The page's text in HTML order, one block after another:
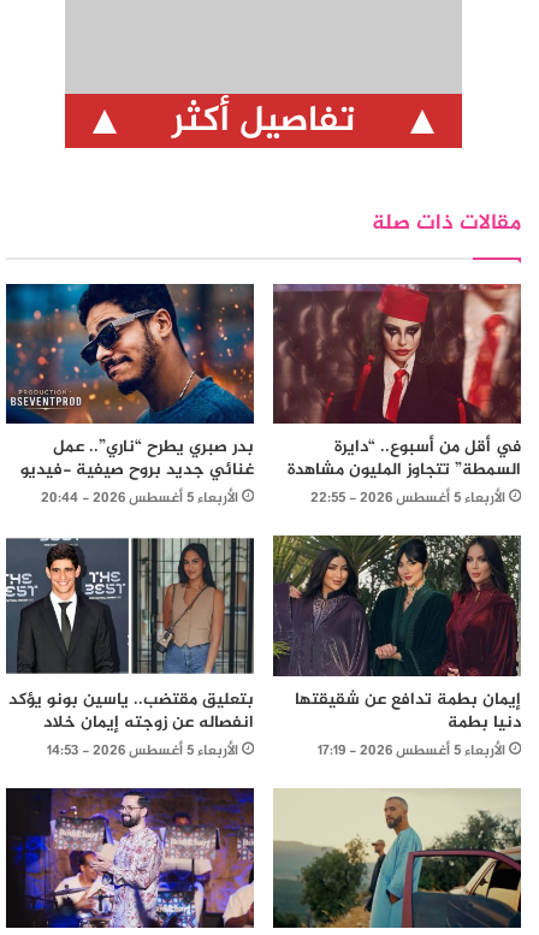
تفاصيل أكثر
مقالات ذات صلة
في أقل من أسبوع.. “دايرة
السمطة” تتجاوز المليون مشاهدة
الأربعاء 5 أغسطس 2026 - 22:55
بدر صبري يطرح “ناري”.. عمل
غنائي جديد بروح صيفية -فيديو
الأربعاء 5 أغسطس 2026 - 20:44
إيمان بطمة تدافع عن شقيقتها
دنيا بطمة
الأربعاء 5 أغسطس 2026 - 17:19
بتعليق مقتضب.. ياسين بونو يؤكد
انفصاله عن زوجته إيمان خلاد
الأربعاء 5 أغسطس 2026 - 14:53